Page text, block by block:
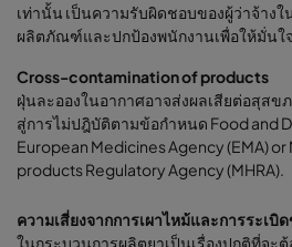
เท่านั้น เป็นความรับผิดชอบของผู้ว่าจ้าง
ผลิตภัณฑ์และปกป้องพนักงานเพื่อให้มั่นใ
Cross-contamination of products
ฝุ่นละอองในอากาศอาจส่งผลเสียต่อสุส
สู่การไม่ปฎิบัติตามข้อกำหนด Food and
European Medicines Agency (EMA)
products Regulatory Agency (MHRA).
ความเสี่ยงจากการเผาไหม้และการระเบิ
ในกระบวนการผลิตยาเป็นเรื่องปกติที่จะ